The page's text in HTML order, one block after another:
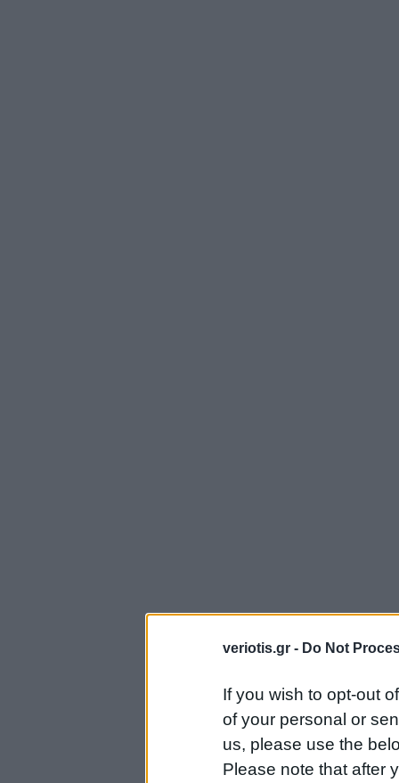
veriotis.gr - Do Not
If you wish to opt-out
of your personal or
us, please use the
Please note that after